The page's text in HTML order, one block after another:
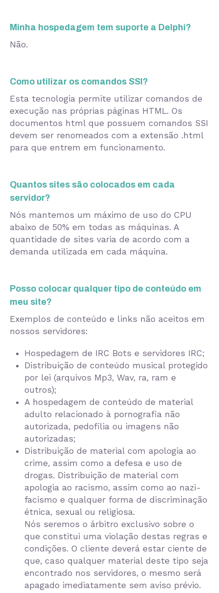
Minha hospedagem tem suporte a Delphi?
Não.
Como utilizar os comandos SSI?
Esta tecnologia permite utilizar comandos de
execução nas próprias páginas HTML. Os
documentos html que possuem comandos SSI
devem ser renomeados com a extensão .html
para que entrem em funcionamento.
Quantos sites são colocados em cada
servidor?
Nós mantemos um máximo de uso do CPU
abaixo de 50% em todas as máquinas. A
quantidade de sites varia de acordo com a
demanda utilizada em cada máquina.
Posso colocar qualquer tipo de conteúdo em
meu site?
Exemplos de conteúdo e links não aceitos em
nossos servidores:
Hospedagem de IRC Bots e servidores IRC;
Distribuição de conteúdo musical protegido
por lei (arquivos Mp3, Wav, ra, ram e
outros);
A hospedagem de conteúdo de material
adulto relacionado à pornografia não
autorizada, pedofilia ou imagens não
autorizadas;
Distribuição de material com apologia ao
crime, assim como a defesa e uso de
drogas. Distribuição de material com
apologia ao racismo, assim como ao nazi-
facismo e qualquer forma de discriminação
étnica, sexual ou religiosa.
Nós seremos o árbitro exclusivo sobre o
que constitui uma violação destas regras e
condições. O cliente deverá estar ciente de
que, caso qualquer material deste tipo seja
encontrado nos servidores, o mesmo será
apagado imediatamente sem aviso prévio.